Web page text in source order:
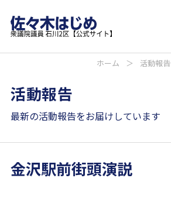
ホーム ＞ 活動報告
活動報告
最新の活動報告をお届けしています
金沢駅前街頭演説